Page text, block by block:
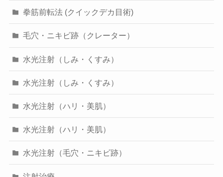
拳筋前転法 (クイックデカ目術)
毛穴・ニキビ跡（クレーター）
水光注射（しみ・くすみ）
水光注射（しみ・くすみ）
水光注射（ハリ・美肌）
水光注射（ハリ・美肌）
水光注射（毛穴・ニキビ跡）